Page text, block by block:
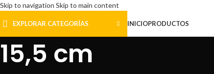
Skip to navigation Skip to main content
EXPLORAR CATEGORÍAS INICIOPRODUCTOS
15,5 cm